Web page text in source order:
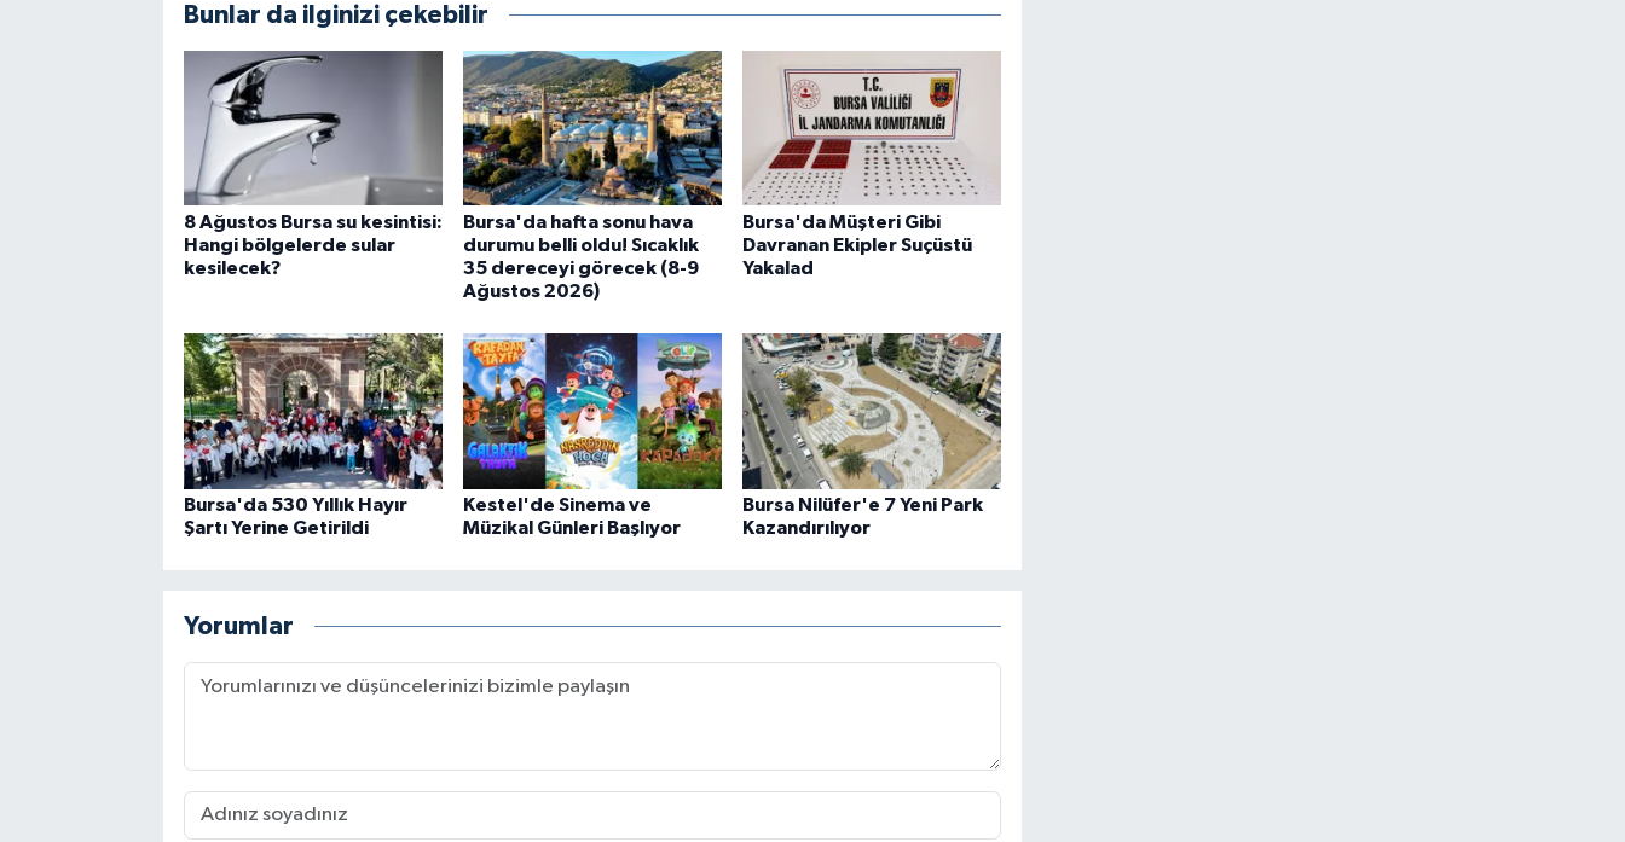
Bunlar da ilginizi çekebilir
8 Ağustos Bursa su kesintisi:
Hangi bölgelerde sular
kesilecek?
Bursa'da hafta sonu hava
durumu belli oldu! Sıcaklık
35 dereceyi görecek (8-9
Ağustos 2026)
Bursa'da Müşteri Gibi
Davranan Ekipler Suçüstü
Yakalad
Bursa'da 530 Yıllık Hayır
Şartı Yerine Getirildi
Kestel'de Sinema ve
Müzikal Günleri Başlıyor
Bursa Nilüfer'e 7 Yeni Park
Kazandırılıyor
Yorumlar